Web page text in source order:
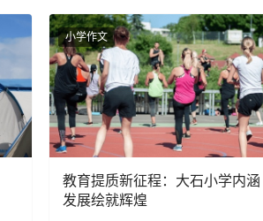
小学作文
教育提质新征程：大石小学内涵
发展绘就辉煌